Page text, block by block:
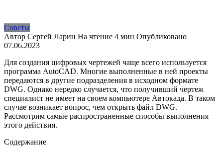
Советы
Автор Сергей Ларин На чтение 4 мин Опубликовано
07.06.2023
Для создания цифровых чертежей чаще всего используется
программа AutoCAD. Многие выполненные в ней проекты
передаются в другие подразделения в исходном формате
DWG. Однако нередко случается, что получивший чертеж
специалист не имеет на своем компьютере Автокада. В таком
случае возникает вопрос, чем открыть файл DWG.
Рассмотрим самые распространенные способы выполнения
этого действия.
Содержание